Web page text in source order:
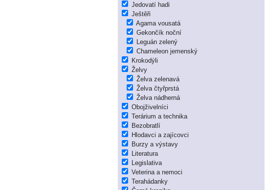
Jedovatí hadi
Ještěři
Agama vousatá
Gekončík noční
Leguán zelený
Chameleon jemenský
Krokodýli
Želvy
Želva zelenavá
Želva čtyřprstá
Želva nádherná
Obojživelníci
Terárium a technika
Bezobratlí
Hlodavci a zajícovci
Burzy a výstavy
Literatura
Legislativa
Veterina a nemoci
Terahádanky